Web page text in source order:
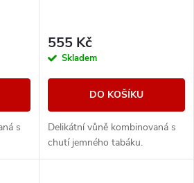
s
555 Kč
Skladem
DO KOŠÍKU
Delikátní vůně kombinovaná s
chutí jemného tabáku.